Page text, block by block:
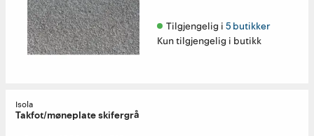
Tilgjengelig i 5 butikker
Kun tilgjengelig i butikk
Isola
Takfot/møneplate skifergrå